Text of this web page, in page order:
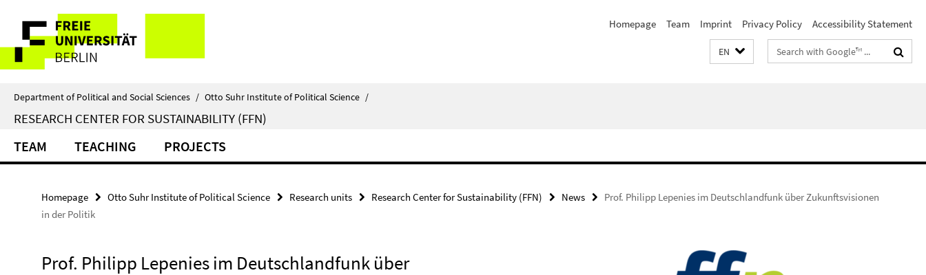
direkt
Inhalt
Service
Navigation
Homepage Team Imprint Privacy Policy Accessibility Statement
EN
Search
terms
Department of Political and Social Sciences / Otto Suhr Institute of Political Science /
RESEARCH CENTER FOR SUSTAINABILITY (FFN)
TEAM TEACHING PROJECTS
Homepage Otto Suhr Institute of Political Science Research units Research Center for Sustainability (FFN) News
Prof. Philipp Lepenies im Deutschlandfunk über Zukunftsvisionen
in der Politik
Prof. Philipp Lepenies im Deutschlandfunk über